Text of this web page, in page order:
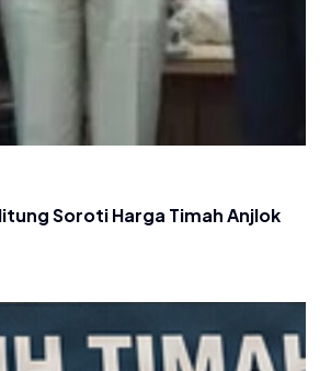
Soroti Harga Timah Anjlok